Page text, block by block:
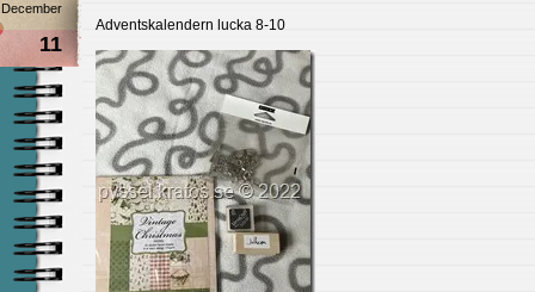
December
11
Adventskalendern lucka 8-10